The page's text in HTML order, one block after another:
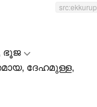
src:ekkurup
ഭൂജ
ദേഹമുള്ള,